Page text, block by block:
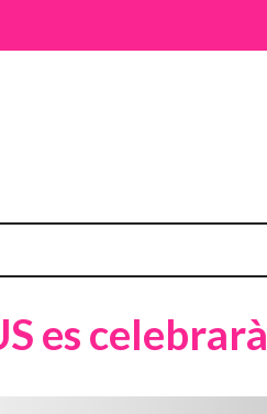
es celebrarà